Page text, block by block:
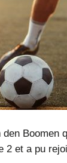
den Boomen
2 et a pu